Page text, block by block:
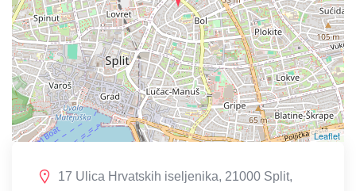
Leaflet
17 Ulica Hrvatskih iseljenika, 21000 Split,